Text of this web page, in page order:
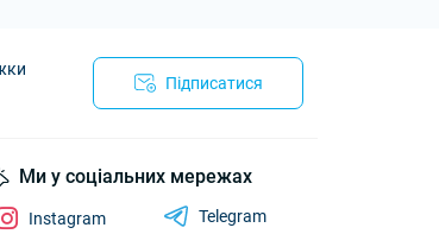
Підписатися
Ми у соціальних мережах
Instagram
Telegram